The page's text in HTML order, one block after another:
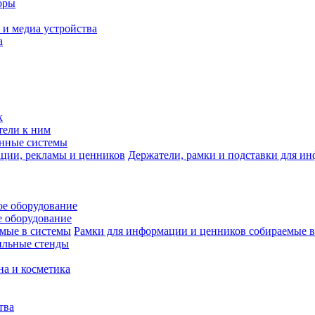
медиа устройства
к ним
системы
Держатели, рамки и подставки для
оборудование
Рамки для информации и ценников собираемые
стенды
и косметика